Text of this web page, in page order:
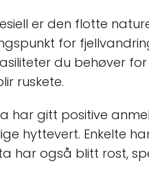
er den flotte
for
du behøver
ruskete.
har gitt positive
hyttevert. Enkelte
har også blitt rost,